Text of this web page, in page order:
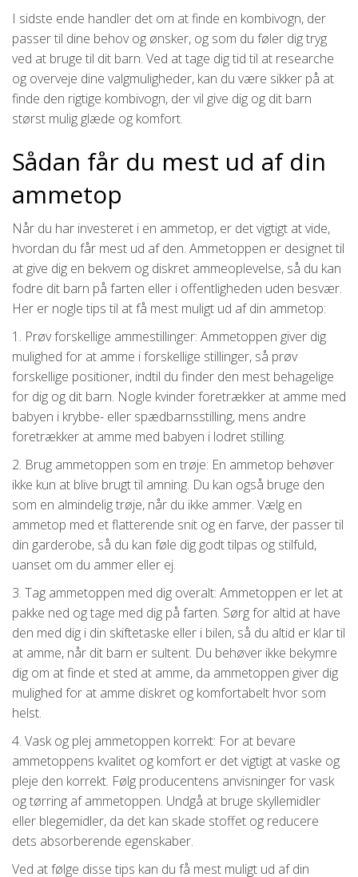
I sidste ende handler det om at finde en kombivogn, der
passer til dine behov og ønsker, og som du føler dig tryg
ved at bruge til dit barn. Ved at tage dig tid til at researche
og overveje dine valgmuligheder, kan du være sikker på at
finde den rigtige kombivogn, der vil give dig og dit barn
størst mulig glæde og komfort.
Sådan får du mest ud af din
ammetop
Når du har investeret i en ammetop, er det vigtigt at vide,
hvordan du får mest ud af den. Ammetoppen er designet til
at give dig en bekvem og diskret ammeoplevelse, så du kan
fodre dit barn på farten eller i offentligheden uden besvær.
Her er nogle tips til at få mest muligt ud af din ammetop:
1. Prøv forskellige ammestillinger: Ammetoppen giver dig
mulighed for at amme i forskellige stillinger, så prøv
forskellige positioner, indtil du finder den mest behagelige
for dig og dit barn. Nogle kvinder foretrækker at amme med
babyen i krybbe- eller spædbarnsstilling, mens andre
foretrækker at amme med babyen i lodret stilling.
2. Brug ammetoppen som en trøje: En ammetop behøver
ikke kun at blive brugt til amning. Du kan også bruge den
som en almindelig trøje, når du ikke ammer. Vælg en
ammetop med et flatterende snit og en farve, der passer til
din garderobe, så du kan føle dig godt tilpas og stilfuld,
uanset om du ammer eller ej.
3. Tag ammetoppen med dig overalt: Ammetoppen er let at
pakke ned og tage med dig på farten. Sørg for altid at have
den med dig i din skiftetaske eller i bilen, så du altid er klar til
at amme, når dit barn er sultent. Du behøver ikke bekymre
dig om at finde et sted at amme, da ammetoppen giver dig
mulighed for at amme diskret og komfortabelt hvor som
helst.
4. Vask og plej ammetoppen korrekt: For at bevare
ammetoppens kvalitet og komfort er det vigtigt at vaske og
pleje den korrekt. Følg producentens anvisninger for vask
og tørring af ammetoppen. Undgå at bruge skyllemidler
eller blegemidler, da det kan skade stoffet og reducere
dets absorberende egenskaber.
Ved at følge disse tips kan du få mest muligt ud af din